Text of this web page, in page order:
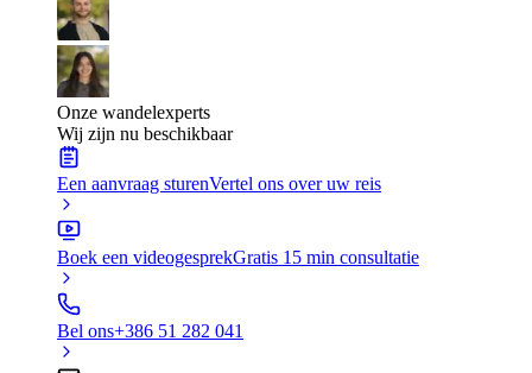
Onze wandelexperts
Wij zijn nu beschikbaar
Een aanvraag sturenVertel ons over uw reis
Boek een videogesprekGratis 15 min consultatie
Bel ons+386 51 282 041